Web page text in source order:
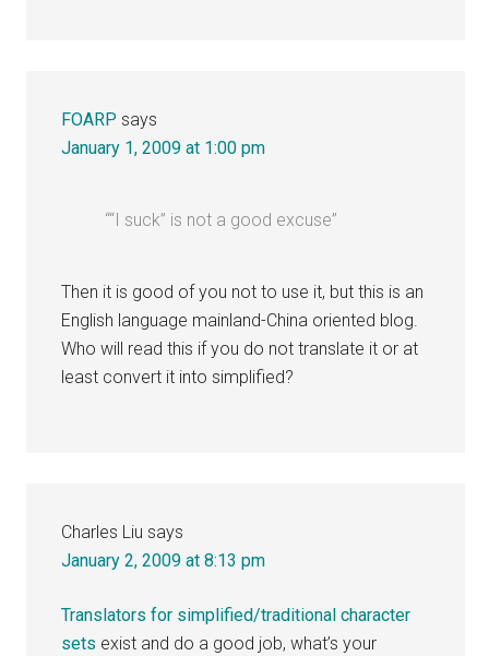
FOARP says
January 1, 2009 at 1:00 pm
““I suck” is not a good excuse”
Then it is good of you not to use it, but this is an
English language mainland-China oriented blog.
Who will read this if you do not translate it or at
least convert it into simplified?
Charles Liu says
January 2, 2009 at 8:13 pm
Translators for simplified/traditional character
sets exist and do a good job, what’s your